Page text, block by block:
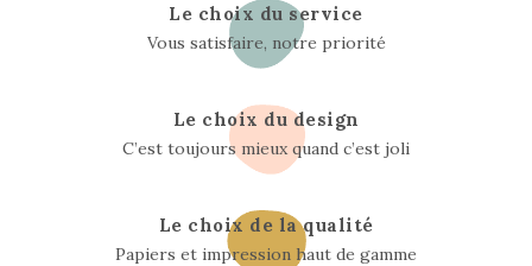
Le choix du service
Vous satisfaire, notre priorité
Le choix du design
C’est toujours mieux quand c’est joli
Le choix de la qualité
Papiers et impression haut de gamme